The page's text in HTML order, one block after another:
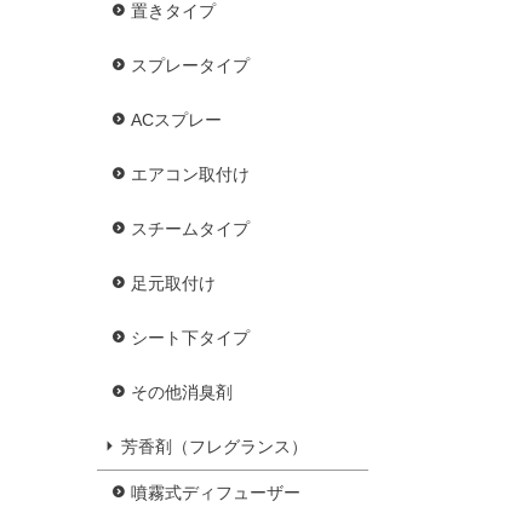
置きタイプ
スプレータイプ
ACスプレー
エアコン取付け
スチームタイプ
足元取付け
シート下タイプ
その他消臭剤
芳香剤（フレグランス）
噴霧式ディフューザー